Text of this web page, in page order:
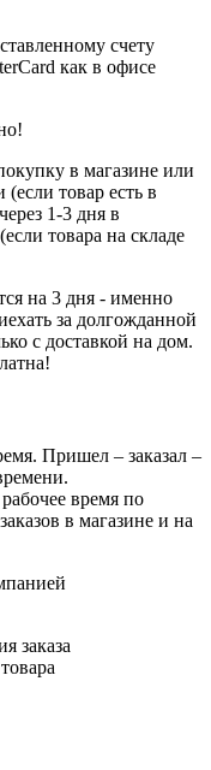
счету
как в офисе
в магазине или
товар есть в
1-3 дня в
товара на складе
на 3 дня - именно
за долгожданной
с доставкой на дом.
Пришел – заказал –
время по
в магазине и на
заказа